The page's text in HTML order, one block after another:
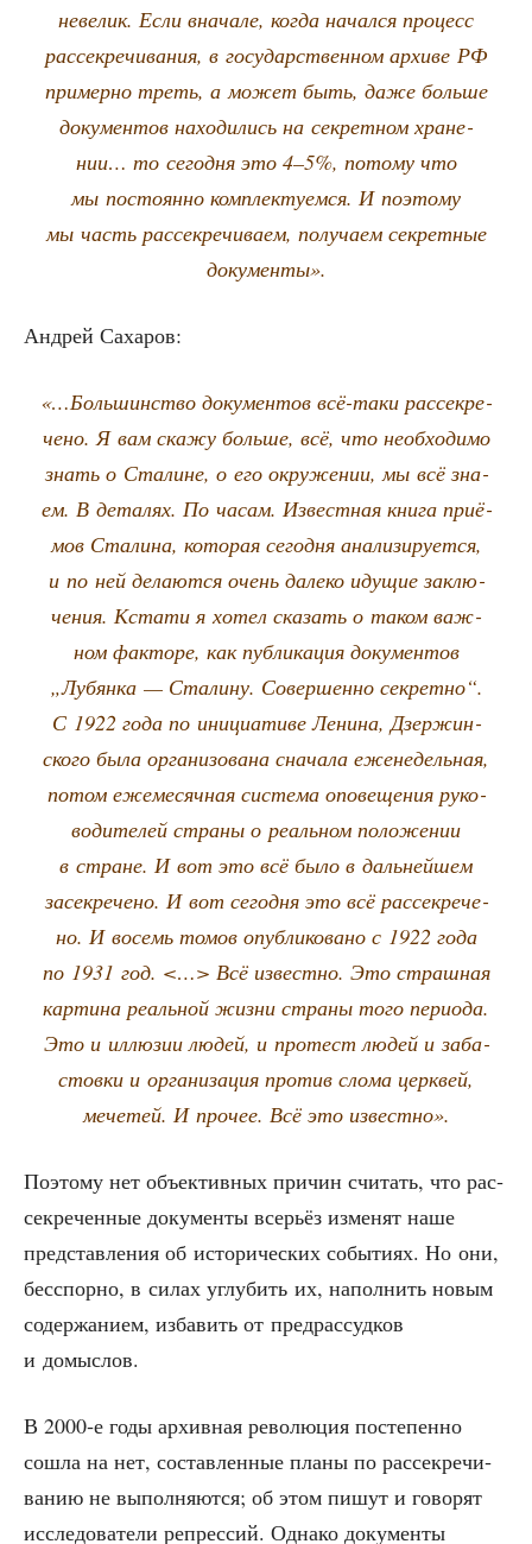
неве­лик. Если вна­ча­ле, когда начал­ся про­цесс
рас­сек­ре­чи­ва­ния, в госу­дар­ствен­ном архи­ве РФ
при­мер­но треть, а может быть, даже боль­ше
доку­мен­тов нахо­ди­лись на сек­рет­ном хра­не­
нии… то сего­дня это 4–5%, пото­му что
мы посто­ян­но ком­плек­ту­ем­ся. И поэто­му
мы часть рас­сек­ре­чи­ва­ем, полу­ча­ем сек­рет­ные
документы».
Андрей Саха­ров:
«…Боль­шин­ство доку­мен­тов всё-таки рас­сек­ре­
че­но. Я вам ска­жу боль­ше, всё, что необ­хо­ди­мо
знать о Ста­лине, о его окру­же­нии, мы всё зна­
ем. В дета­лях. По часам. Извест­ная кни­га при­ё­
мов Ста­ли­на, кото­рая сего­дня ана­ли­зи­ру­ет­ся,
и по ней дела­ют­ся очень дале­ко иду­щие заклю­
че­ния. Кста­ти я хотел ска­зать о таком важ­
ном фак­то­ре, как пуб­ли­ка­ция доку­мен­тов
„Лубян­ка — Ста­ли­ну. Совер­шен­но сек­рет­но“.
С 1922 года по ини­ци­а­ти­ве Лени­на, Дзер­жин­
ско­го была орга­ни­зо­ва­на сна­ча­ла еже­не­дель­ная,
потом еже­ме­сяч­ная систе­ма опо­ве­ще­ния руко­
во­ди­те­лей стра­ны о реаль­ном поло­же­нии
в стране. И вот это всё было в даль­ней­шем
засек­ре­че­но. И вот сего­дня это всё рас­сек­ре­че­
но. И восемь томов опуб­ли­ко­ва­но с 1922 года
по 1931 год. <…> Всё извест­но. Это страш­ная
кар­ти­на реаль­ной жиз­ни стра­ны того пери­о­да.
Это и иллю­зии людей, и про­тест людей и заба­
стов­ки и орга­ни­за­ция про­тив сло­ма церк­вей,
мече­тей. И про­чее. Всё это известно».
Поэто­му нет объ­ек­тив­ных при­чин счи­тать, что рас­
сек­ре­чен­ные доку­мен­ты все­рьёз изме­нят наше
пред­став­ле­ния об исто­ри­че­ских собы­ти­ях. Но они,
бес­спор­но, в силах углу­бить их, напол­нить новым
содер­жа­ни­ем, изба­вить от пред­рас­суд­ков
и домыслов.
В 2000‑е годы архив­ная рево­лю­ция посте­пен­но
сошла на нет, состав­лен­ные пла­ны по рас­сек­ре­чи­
ва­нию не выпол­ня­ют­ся; об этом пишут и гово­рят
иссле­до­ва­те­ли репрес­сий. Одна­ко доку­мен­ты